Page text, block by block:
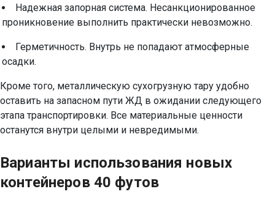
Надежная запорная система. Несанкционированное
проникновение выполнить практически невозможно.
Герметичность. Внутрь не попадают атмосферные
осадки.
Кроме того, металлическую сухогрузную тару удобно
оставить на запасном пути ЖД в ожидании следующего
этапа транспортировки. Все материальные ценности
останутся внутри целыми и невредимыми.
Варианты использования новых
контейнеров 40 футов